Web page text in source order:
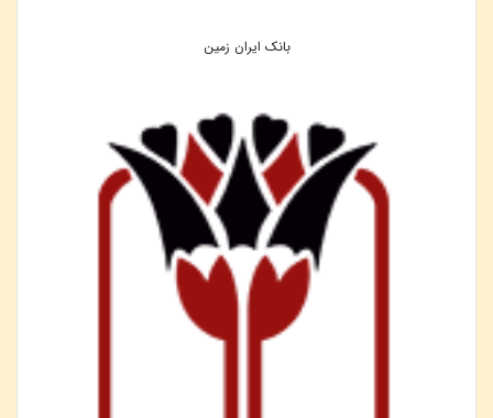
بانک ایران زمین